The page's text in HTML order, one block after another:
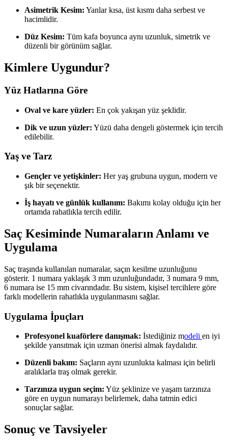
Asimetrik Kesim: Yanlar kısa, üst kısmı daha serbest ve
hacimlidir.
Düz Kesim: Tüm kafa boyunca aynı uzunluk, simetrik ve
düzenli bir görünüm sağlar.
Kimlere Uygundur?
Yüz Hatlarına Göre
Oval ve kare yüzler: En çok yakışan yüz şeklidir.
Dik ve uzun yüzler: Yüzü daha dengeli göstermek için tercih
edilebilir.
Yaş ve Tarz
Gençler ve yetişkinler: Her yaş grubuna uygun, modern ve
şık bir seçenektir.
İş hayatı ve günlük kullanım: Bakımı kolay olduğu için her
ortamda rahatlıkla tercih edilir.
Saç Kesiminde Numaraların Anlamı ve
Uygulama
Saç traşında kullanılan numaralar, saçın kesilme uzunluğunu
gösterir. 1 numara yaklaşık 3 mm uzunluğundadır, 3 numara 9 mm,
6 numara ise 15 mm civarındadır. Bu sistem, kişisel tercihlere göre
farklı modellerin rahatlıkla uygulanmasını sağlar.
Uygulama İpuçları
Profesyonel kuaförlere danışmak: İstediğiniz modeli en iyi
şekilde yansıtmak için uzman önerisi almak faydalıdır.
Düzenli bakım: Saçların aynı uzunlukta kalması için belirli
aralıklarla traş olmak gerekir.
Tarzınıza uygun seçim: Yüz şeklinize ve yaşam tarzınıza
göre en uygun numarayı belirlemek, daha tatmin edici
sonuçlar sağlar.
Sonuç ve Tavsiyeler